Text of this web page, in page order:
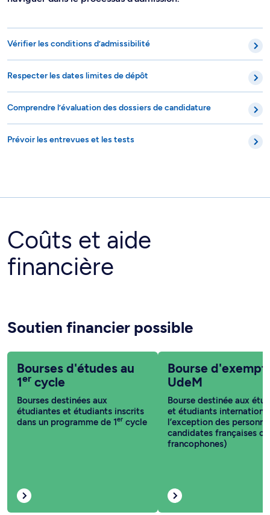
Vérifier les conditions d’admissibilité
Respecter les dates limites de dépôt
Comprendre l’évaluation des dossiers de candidature
Prévoir les entrevues et les tests
Coûts et aide
financière
Soutien financier possible
Bourses d'études au
1er cycle
Bourses destinées aux
étudiantes et étudiants inscrits
dans un programme de 1er cycle
Bourse
UdeM
Bourse destinée aux
et étudiants
l’exception des
candidates françaises
francophones)